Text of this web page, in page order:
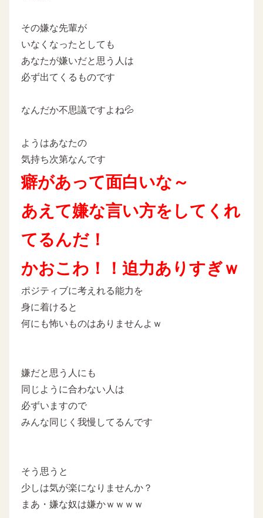
その嫌な先輩が
いなくなったとしても
あなたが嫌いだと思う人は
必ず出てくるものです
なんだか不思議ですよね💦
ようはあなたの
気持ち次第なんです
癖があって面白いな～
あえて嫌な言い方をしてくれ
てるんだ！
かおこわ！！迫力ありすぎｗ
ポジティブに考えれる能力を
身に着けると
何にも怖いものはありませんよｗ
嫌だと思う人にも
同じように合わない人は
必ずいますので
みんな同じく我慢してるんです
そう思うと
少しは気が楽になりませんか？
まあ・嫌な奴は嫌かｗｗｗｗ